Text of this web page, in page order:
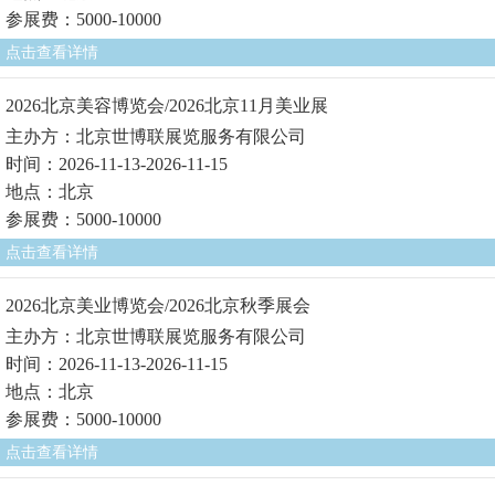
参展费：5000-10000
点击查看详情
2026北京美容博览会/2026北京11月美业展
主办方：北京世博联展览服务有限公司
时间：2026-11-13-2026-11-15
地点：北京
参展费：5000-10000
点击查看详情
2026北京美业博览会/2026北京秋季展会
主办方：北京世博联展览服务有限公司
时间：2026-11-13-2026-11-15
地点：北京
参展费：5000-10000
点击查看详情